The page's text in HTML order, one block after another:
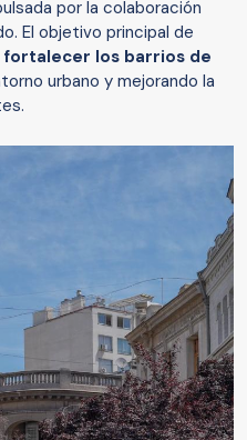
por la colaboración
El objetivo principal de
los barrios de
urbano y mejorando la